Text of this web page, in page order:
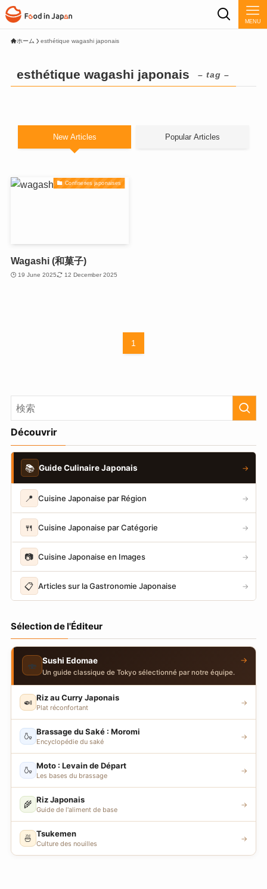
MENU
ホーム esthétique wagashi japonais
esthétique wagashi japonais – tag –
New Articles Popular Articles
Confiseries japonaises
Wagashi (和菓子)
19 June 2025 12 December 2025
1
Découvrir
📚 Guide Culinaire Japonais →
📍 Cuisine Japonaise par Région →
🍴 Cuisine Japonaise par Catégorie →
📷 Cuisine Japonaise en Images →
📋 Articles sur la Gastronomie Japonaise →
Sélection de l'Éditeur
🍣 Sushi Edomae
Un guide classique de Tokyo sélectionné par notre équipe.
→
🍛 Riz au Curry Japonais
Plat réconfortant
→
🍶 Brassage du Saké : Moromi
Encyclopédie du saké
→
🍶 Moto : Levain de Départ
Les bases du brassage
→
🌾 Riz Japonais
Guide de l'aliment de base
→
🍜 Tsukemen
Culture des nouilles
→